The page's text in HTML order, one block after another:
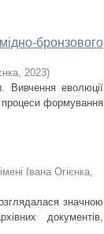
бронзового
, 2023)
Вивчення еволюції
процеси формування
Івана Огієнка,
значною
документів,